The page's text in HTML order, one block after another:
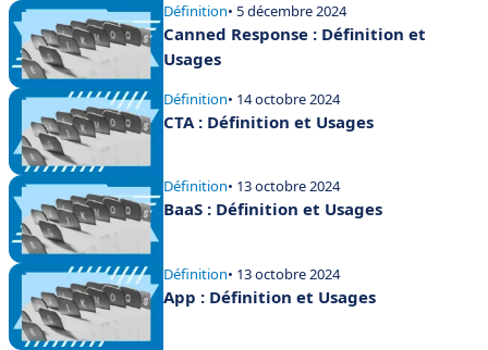
Définition• 5 décembre 2024
Canned Response : Définition et
Usages
Définition• 14 octobre 2024
CTA : Définition et Usages
Définition• 13 octobre 2024
BaaS : Définition et Usages
Définition• 13 octobre 2024
App : Définition et Usages